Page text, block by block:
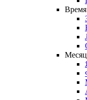
Время
Месяц